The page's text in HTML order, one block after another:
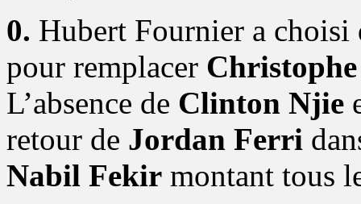
0. Hubert Fournier a
pour remplacer
L’absence de Clinton Njie
retour de Jordan Ferri
Nabil Fekir montant tous